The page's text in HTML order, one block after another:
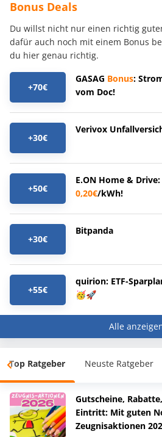
Bonus Deals
Du willst nicht nur einen richtig
dafür auch noch mit einem Bonus
du hier genau richtig.
+70€
GASAG Bonus:
vom Doc!
+30€
Verivox
+50€
E.ON Home &
0,20€/kWh!
+30€
Bitpanda
+55€
quirion: ETF-
🥳🚀
Alle
Top Ratgeber Neuste Ratgeber
Gutscheine,
Eintritt: Mit guten
Zeugnisaktionen